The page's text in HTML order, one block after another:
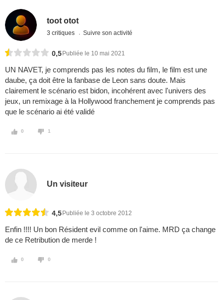
toot otot
3 critiques Suivre son activité
0,5 Publiée le 10 mai 2021
UN NAVET, je comprends pas les notes du film, le film est une
daube, ça doit être la fanbase de Leon sans doute. Mais
clairement le scénario est bidon, incohérent avec l'univers des
jeux, un remixage à la Hollywood franchement je comprends pas
que le scénario ai été validé
0 1
Un visiteur
4,5 Publiée le 3 octobre 2012
Enfin !!!! Un bon Résident evil comme on l'aime. MRD ça change
de ce Retribution de merde !
0 0